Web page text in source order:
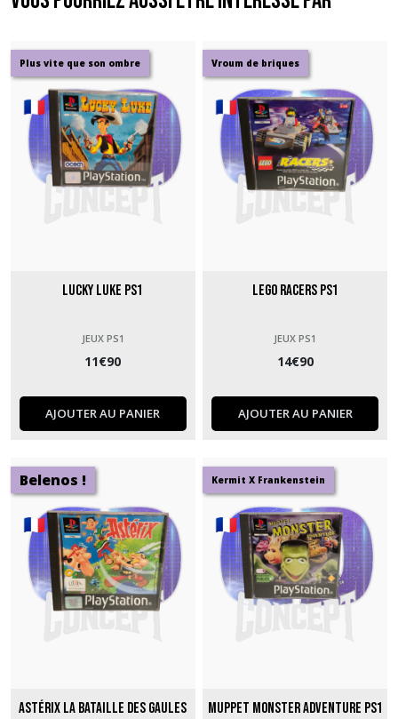
Plus vite que son ombre
Lucky Luke PS1
JEUX PS1
11€90
AJOUTER AU PANIER
Vroum de briques
Lego Racers PS1
JEUX PS1
14€90
AJOUTER AU PANIER
Belenos !
Astérix la bataille des Gaules
Kermit X Frankenstein
Muppet Monster Adventure PS1